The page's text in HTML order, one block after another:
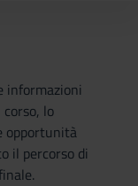
informazioni
lo
opportunità
il percorso di